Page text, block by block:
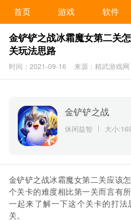
首页 游戏 软件
金铲铲之战冰霜魔女第二关
关玩法思路
时间：2021-09-16 来源：精武游戏网
金铲铲之战
休闲益智 大小
金铲铲之战冰霜魔女第二关应该
个关卡的难度相比第一关而言有
一起来了解一下这个关卡的打法
关。